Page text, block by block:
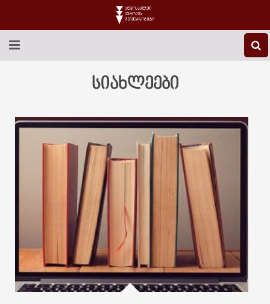
ᲙᲕᲚᲔᲕᲐ
ᲡᲢᲣᲓᲔᲜᲢᲣᲠᲘ ᲪᲮᲝᲕᲠᲔᲑᲐ
სიახლეები